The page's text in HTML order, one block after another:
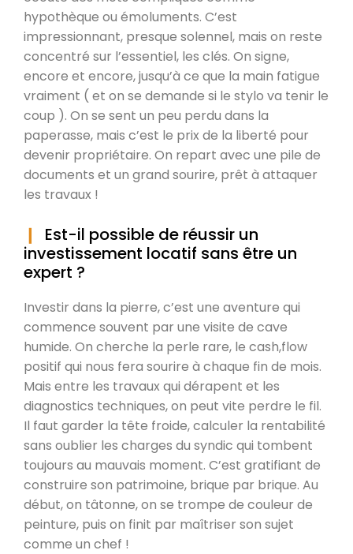
hypothèque ou émoluments. C’est
impressionnant, presque solennel, mais on reste
concentré sur l’essentiel, les clés. On signe,
encore et encore, jusqu’à ce que la main fatigue
vraiment ( et on se demande si le stylo va tenir le
coup ). On se sent un peu perdu dans la
paperasse, mais c’est le prix de la liberté pour
devenir propriétaire. On repart avec une pile de
documents et un grand sourire, prêt à attaquer
les travaux !
Est-il possible de réussir un
investissement locatif sans être un
expert ?
Investir dans la pierre, c’est une aventure qui
commence souvent par une visite de cave
humide. On cherche la perle rare, le cash,flow
positif qui nous fera sourire à chaque fin de mois.
Mais entre les travaux qui dérapent et les
diagnostics techniques, on peut vite perdre le fil.
Il faut garder la tête froide, calculer la rentabilité
sans oublier les charges du syndic qui tombent
toujours au mauvais moment. C’est gratifiant de
construire son patrimoine, brique par brique. Au
début, on tâtonne, on se trompe de couleur de
peinture, puis on finit par maîtriser son sujet
comme un chef !